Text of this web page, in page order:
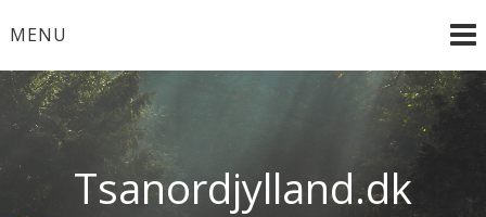
toMENU
Tsanordjylland.dk